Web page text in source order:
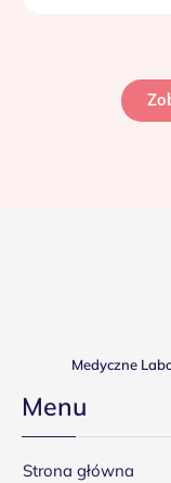
Medyczne
Menu
Strona główna